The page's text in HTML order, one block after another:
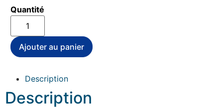
quantité
Sissel
Tonic
Chair
originale
Ajouter au panier
Description
Description